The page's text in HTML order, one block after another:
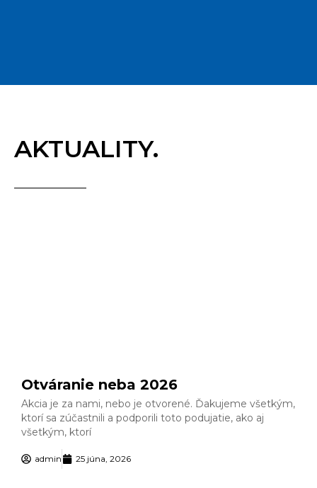
AKTUALITY.
Otváranie neba 2026
Akcia je za nami, nebo je otvorené. Ďakujeme všetkým,
ktorí sa zúčastnili a podporili toto podujatie, ako aj
všetkým, ktorí
admin 25 júna, 2026